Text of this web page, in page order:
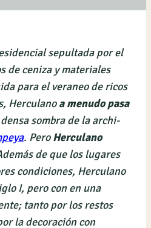
sepultada por el
de ceniza y materiales
para el veraneo de ricos
Herculanoa menudo pasa
sombra de la archi-
. PeroHerculano
de que los lugares
condiciones, Herculano
I, pero con en una
tanto por los restos
la decoración con